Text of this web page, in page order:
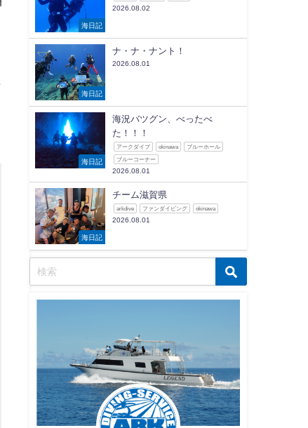
海日記
2026.08.02
海日記
ナ・ナ・ナント！
2026.08.01
海日記
海況バツグン、べったべ
た！！！
アークダイブ okinawa ブルーホール
ブルーコーナー
2026.08.01
海日記
チーム滋賀県
arkdive ファンダイビング okinawa
2026.08.01